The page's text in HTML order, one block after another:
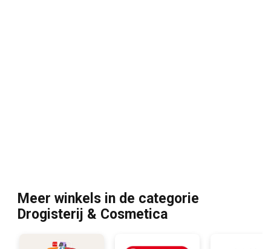
Meer winkels in de categorie
Drogisterij & Cosmetica